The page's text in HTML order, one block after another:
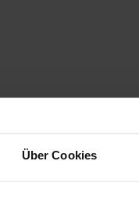
Über Cookies